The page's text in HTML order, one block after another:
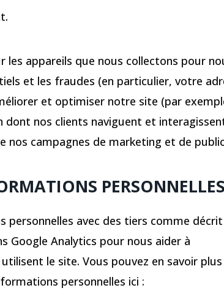
appareils que nous collectons pour
et les fraudes (en particulier, votre
et optimiser notre site (par
dont nos clients naviguent et
nos campagnes de marketing et de
PERSONNELLES
avec des tiers comme
Google Analytics pour nous aider à
le site. Vous pouvez en savoir
personnelles ici :